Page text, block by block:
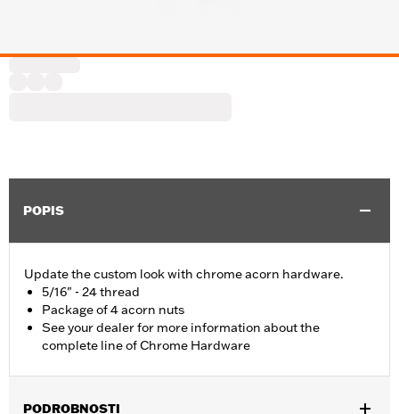
POPIS
Update the custom look with chrome acorn hardware.
5/16" - 24 thread
Package of 4 acorn nuts
See your dealer for more information about the
complete line of Chrome Hardware
PODROBNOSTI